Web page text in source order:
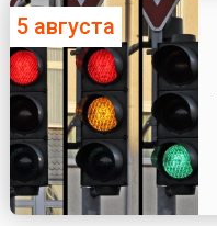
5 августа